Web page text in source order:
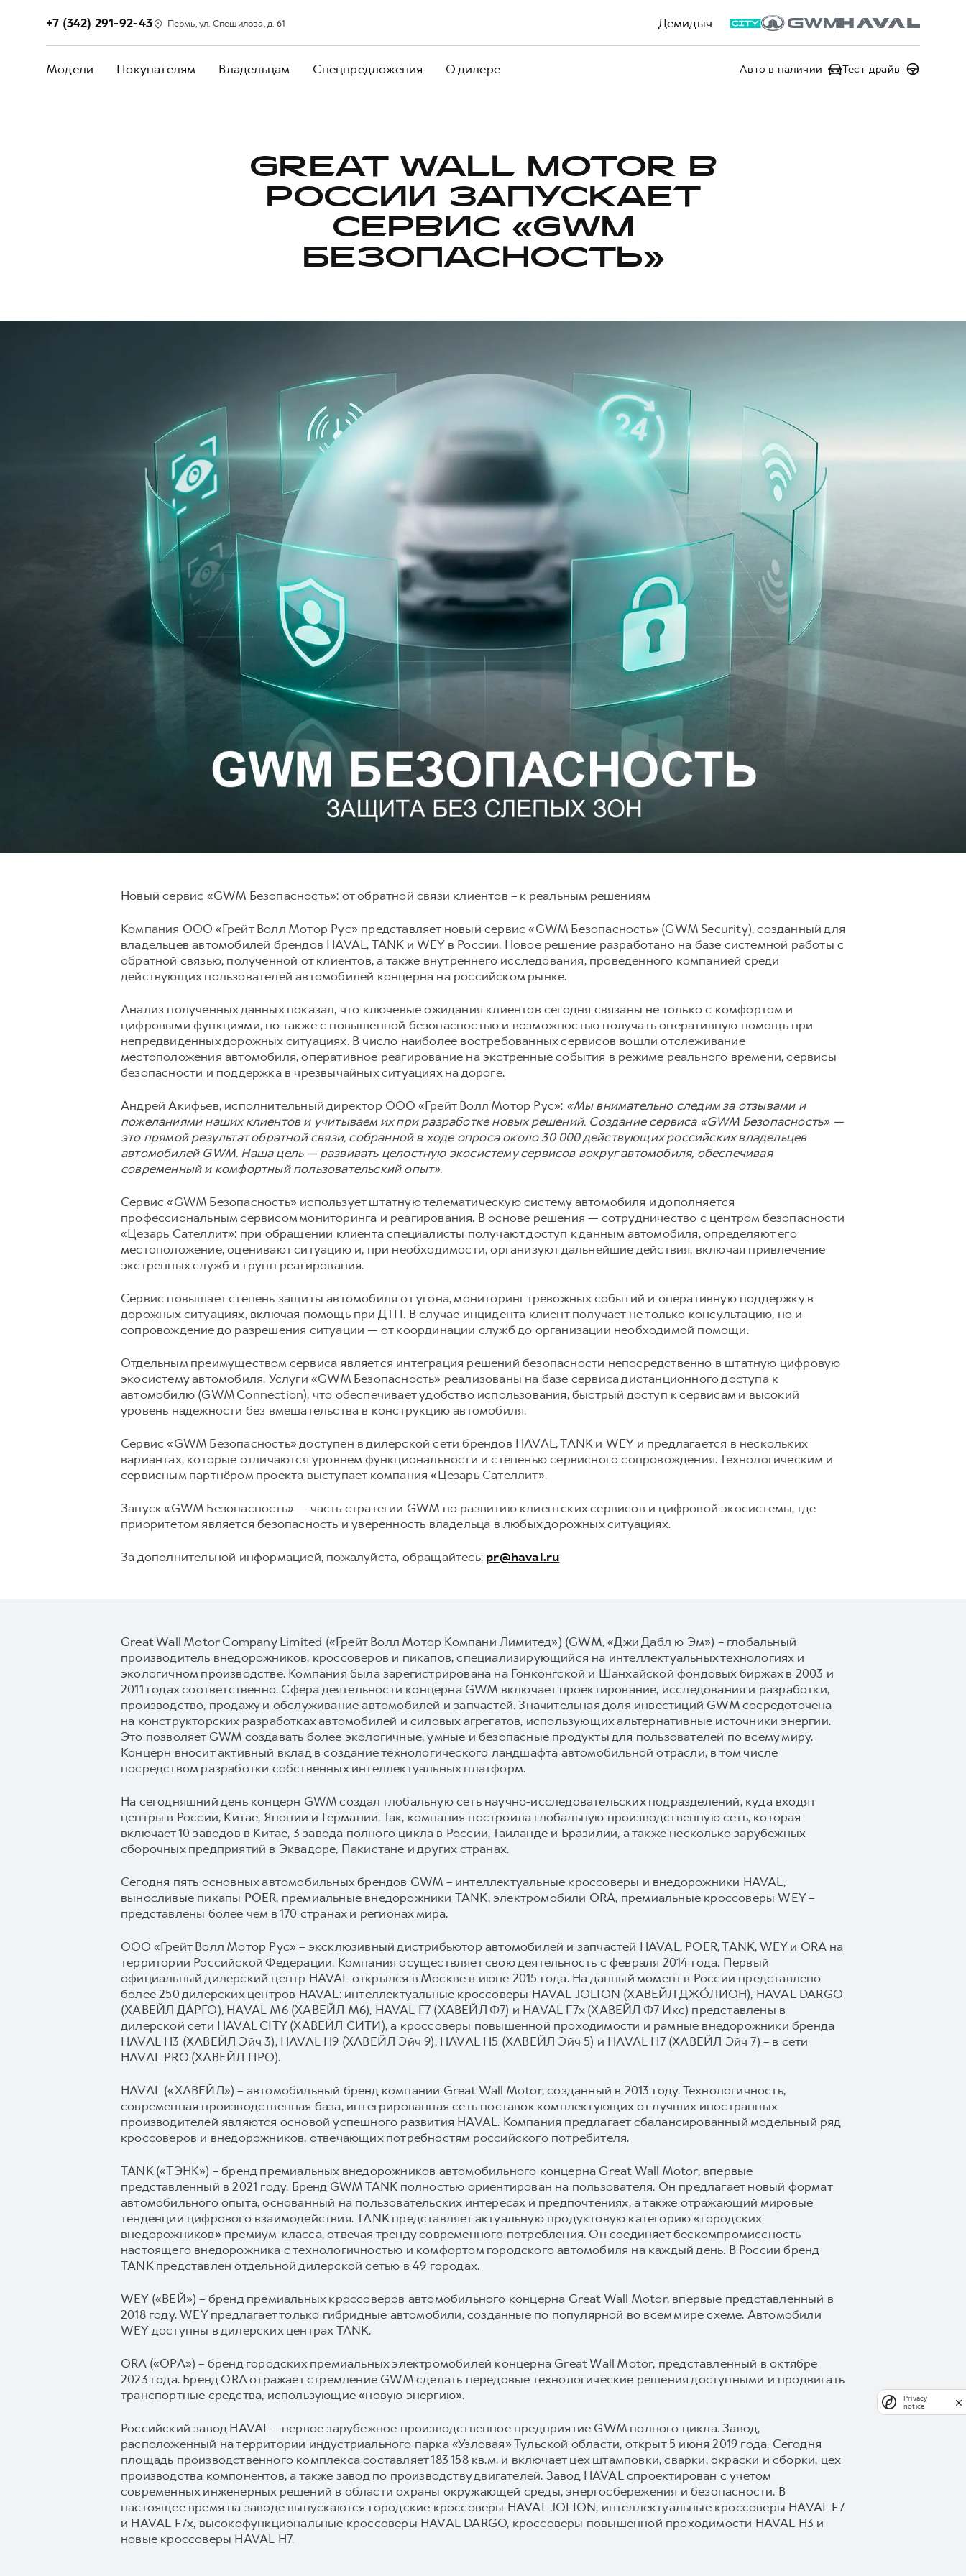
Демидыч
+7 (342) 291-92-43 Пермь, ул. Спешилова, д. 61
Модели Покупателям Владельцам Спецпредложения О дилере Авто в наличии Тест-драйв
GREAT WALL MOTOR В
РОССИИ ЗАПУСКАЕТ
СЕРВИС «GWM
БЕЗОПАСНОСТЬ»
Новый сервис «GWM Безопасность»: от обратной связи клиентов – к реальным решениям
Компания ООО «Грейт Волл Мотор Рус» представляет новый сервис «GWM Безопасность» (GWM Security), созданный для
владельцев автомобилей брендов HAVAL, TANK и WEY в России. Новое решение разработано на базе системной работы с
обратной связью, полученной от клиентов, а также внутреннего исследования, проведенного компанией среди
действующих пользователей автомобилей концерна на российском рынке.
Анализ полученных данных показал, что ключевые ожидания клиентов сегодня связаны не только с комфортом и
цифровыми функциями, но также с повышенной безопасностью и возможностью получать оперативную помощь при
непредвиденных дорожных ситуациях. В число наиболее востребованных сервисов вошли отслеживание
местоположения автомобиля, оперативное реагирование на экстренные события в режиме реального времени, сервисы
безопасности и поддержка в чрезвычайных ситуациях на дороге.
Андрей Акифьев, исполнительный директор ООО «Грейт Волл Мотор Рус»: «Мы внимательно следим за отзывами и
пожеланиями наших клиентов и учитываем их при разработке новых решений. Создание сервиса «GWM Безопасность» —
это прямой результат обратной связи, собранной в ходе опроса около 30 000 действующих российских владельцев
автомобилей GWM. Наша цель — развивать целостную экосистему сервисов вокруг автомобиля, обеспечивая
современный и комфортный пользовательский опыт».
Сервис «GWM Безопасность» использует штатную телематическую систему автомобиля и дополняется
профессиональным сервисом мониторинга и реагирования. В основе решения — сотрудничество с центром безопасности
«Цезарь Сателлит»: при обращении клиента специалисты получают доступ к данным автомобиля, определяют его
местоположение, оценивают ситуацию и, при необходимости, организуют дальнейшие действия, включая привлечение
экстренных служб и групп реагирования.
Сервис повышает степень защиты автомобиля от угона, мониторинг тревожных событий и оперативную поддержку в
дорожных ситуациях, включая помощь при ДТП. В случае инцидента клиент получает не только консультацию, но и
сопровождение до разрешения ситуации — от координации служб до организации необходимой помощи.
Отдельным преимуществом сервиса является интеграция решений безопасности непосредственно в штатную цифровую
экосистему автомобиля. Услуги «GWM Безопасность» реализованы на базе сервиса дистанционного доступа к
автомобилю (GWM Connection), что обеспечивает удобство использования, быстрый доступ к сервисам и высокий
уровень надежности без вмешательства в конструкцию автомобиля.
Сервис «GWM Безопасность» доступен в дилерской сети брендов HAVAL, TANK и WEY и предлагается в нескольких
вариантах, которые отличаются уровнем функциональности и степенью сервисного сопровождения. Технологическим и
сервисным партнёром проекта выступает компания «Цезарь Сателлит».
Запуск «GWM Безопасность» — часть стратегии GWM по развитию клиентских сервисов и цифровой экосистемы, где
приоритетом является безопасность и уверенность владельца в любых дорожных ситуациях.
За дополнительной информацией, пожалуйста, обращайтесь: pr@haval.ru
Great Wall Motor Company Limited («Грейт Волл Мотор Компани Лимитед») (GWM, «Джи Дабл ю Эм») – глобальный
производитель внедорожников, кроссоверов и пикапов, специализирующийся на интеллектуальных технологиях и
экологичном производстве. Компания была зарегистрирована на Гонконгской и Шанхайской фондовых биржах в 2003 и
2011 годах соответственно. Сфера деятельности концерна GWM включает проектирование, исследования и разработки,
производство, продажу и обслуживание автомобилей и запчастей. Значительная доля инвестиций GWM сосредоточена
на конструкторских разработках автомобилей и силовых агрегатов, использующих альтернативные источники энергии.
Это позволяет GWM создавать более экологичные, умные и безопасные продукты для пользователей по всему миру.
Концерн вносит активный вклад в создание технологического ландшафта автомобильной отрасли, в том числе
посредством разработки собственных интеллектуальных платформ.
На сегодняшний день концерн GWM создал глобальную сеть научно-исследовательских подразделений, куда входят
центры в России, Китае, Японии и Германии. Так, компания построила глобальную производственную сеть, которая
включает 10 заводов в Китае, 3 завода полного цикла в России, Таиланде и Бразилии, а также несколько зарубежных
сборочных предприятий в Эквадоре, Пакистане и других странах.
Сегодня пять основных автомобильных брендов GWM – интеллектуальные кроссоверы и внедорожники HAVAL,
выносливые пикапы POER, премиальные внедорожники TANK, электромобили ORA, премиальные кроссоверы WEY –
представлены более чем в 170 странах и регионах мира.
ООО «Грейт Волл Мотор Рус» – эксклюзивный дистрибьютор автомобилей и запчастей HAVAL, POER, TANK, WEY и ORA на
территории Российской Федерации. Компания осуществляет свою деятельность с февраля 2014 года. Первый
официальный дилерский центр HAVAL открылся в Москве в июне 2015 года. На данный момент в России представлено
более 250 дилерских центров HAVAL: интеллектуальные кроссоверы HAVAL JOLION (ХАВЕЙЛ ДЖО́ЛИОН), HAVAL DARGO
(ХАВЕЙЛ ДА́РГО), HAVAL М6 (ХАВЕЙЛ M6), HAVAL F7 (ХАВЕЙЛ Ф7) и HAVAL F7x (ХАВЕЙЛ Ф7 Икс) представлены в
дилерской сети HAVAL CITY (ХАВЕЙЛ СИТИ), а кроссоверы повышенной проходимости и рамные внедорожники бренда
HAVAL H3 (ХАВЕЙЛ Эйч 3), HAVAL H9 (ХАВЕЙЛ Эйч 9), HAVAL H5 (ХАВЕЙЛ Эйч 5) и HAVAL H7 (ХАВЕЙЛ Эйч 7) – в сети
HAVAL PRO (ХАВЕЙЛ ПРО).
HAVAL («ХАВЕЙЛ») – автомобильный бренд компании Great Wall Motor, созданный в 2013 году. Технологичность,
современная производственная база, интегрированная сеть поставок комплектующих от лучших иностранных
производителей являются основой успешного развития HAVAL. Компания предлагает сбалансированный модельный ряд
кроссоверов и внедорожников, отвечающих потребностям российского потребителя.
TANK («ТЭНК») – бренд премиальных внедорожников автомобильного концерна Great Wall Motor, впервые
представленный в 2021 году. Бренд GWM TANK полностью ориентирован на пользователя. Он предлагает новый формат
автомобильного опыта, основанный на пользовательских интересах и предпочтениях, а также отражающий мировые
тенденции цифрового взаимодействия. TANK представляет актуальную продуктовую категорию «городских
внедорожников» премиум-класса, отвечая тренду современного потребления. Он соединяет бескомпромиссность
настоящего внедорожника с технологичностью и комфортом городского автомобиля на каждый день. В России бренд
TANK представлен отдельной дилерской сетью в 49 городах.
WEY («ВЕЙ») – бренд премиальных кроссоверов автомобильного концерна Great Wall Motor, впервые представленный в
2018 году. WEY предлагает только гибридные автомобили, созданные по популярной во всем мире схеме. Автомобили
WEY доступны в дилерских центрах TANK.
ORA («ОРА») – бренд городских премиальных электромобилей концерна Great Wall Motor, представленный в октябре
2023 года. Бренд ORA отражает стремление GWM сделать передовые технологические решения доступными и продвигать
транспортные средства, использующие «новую энергию».
Российский завод HAVAL – первое зарубежное производственное предприятие GWM полного цикла. Завод,
расположенный на территории индустриального парка «Узловая» Тульской области, открыт 5 июня 2019 года. Сегодня
площадь производственного комплекса составляет 183 158 кв.м. и включает цех штамповки, сварки, окраски и сборки, цех
производства компонентов, а также завод по производству двигателей. Завод HAVAL спроектирован с учетом
современных инженерных решений в области охраны окружающей среды, энергосбережения и безопасности. В
настоящее время на заводе выпускаются городские кроссоверы HAVAL JOLION, интеллектуальные кроссоверы HAVAL F7
и HAVAL F7x, высокофункциональные кроссоверы HAVAL DARGO, кроссоверы повышенной проходимости HAVAL H3 и
новые кроссоверы HAVAL H7.
Privacy
notice